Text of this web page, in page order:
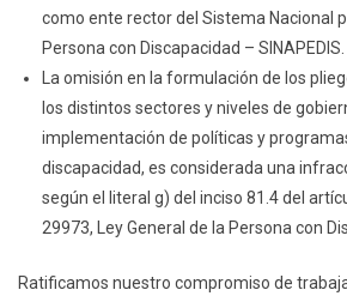
como ente rector del Sistema Nacional
Persona con Discapacidad – SINAPEDIS.
La omisión en la formulación de los
los distintos sectores y niveles de
implementación de políticas y
discapacidad, es considerada una
según el literal g) del inciso 81.4 del
29973, Ley General de la Persona con
Ratificamos nuestro compromiso de